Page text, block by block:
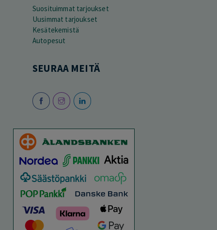
Suosituimmat tarjoukset
Uusimmat tarjoukset
Kesätekemistä
Autopesut
SEURAA MEITÄ